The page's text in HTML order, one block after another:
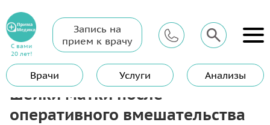
С вами
20 лет!
Запись на
прием к врачу
Врачи Услуги Анализы
Главная
Медикаментозная обработка шейки матки после оперативного
вмешательства
Медикаментозная обработка
шейки матки после
оперативного вмешательства